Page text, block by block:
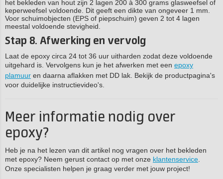
het bekleden van hout zijn 2 lagen 200 à 300 grams glasweefsel of
keperweefsel voldoende. Dit geeft een dikte van ongeveer 1 mm.
Voor schuimobjecten (EPS of piepschuim) geven 2 tot 4 lagen
meestal voldoende stevigheid.
Stap 8. Afwerking en vervolg
Laat de epoxy circa 24 tot 36 uur uitharden zodat deze voldoende
uitgehard is. Vervolgens kun je het afwerken met een epoxy
plamuur en daarna aflakken met DD lak. Bekijk de productpagina's
voor duidelijke instructievideo's.
Meer informatie nodig over
epoxy?
Heb je na het lezen van dit artikel nog vragen over het bekleden
met epoxy? Neem gerust contact op met onze klantenservice.
Onze specialisten helpen je graag verder met jouw project!